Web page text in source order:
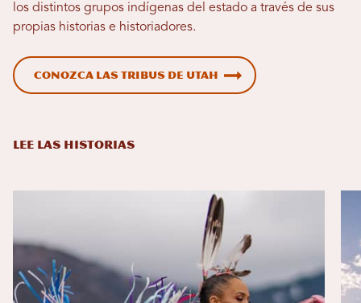
los distintos grupos indígenas del estado a través de sus
propias historias e historiadores.
Conozca las tribus de Utah
LEE LAS HISTORIAS